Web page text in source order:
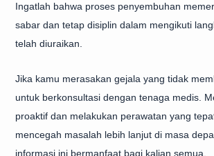
Ingatlah bahwa proses penyembuhan
sabar dan tetap disiplin dalam mengikuti
telah diuraikan.
Jika kamu merasakan gejala yang tidak
untuk berkonsultasi dengan tenaga medis.
proaktif dan melakukan perawatan yang
mencegah masalah lebih lanjut di masa
informasi ini bermanfaat bagi kalian semua.